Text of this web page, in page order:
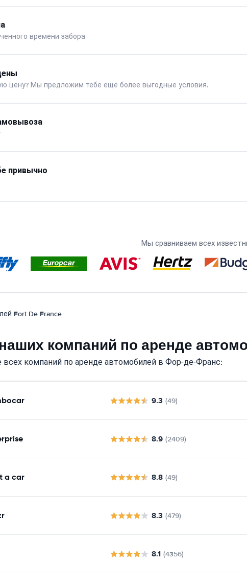
времени забора
цену? Мы предложим тебе ещё более выгодные условия.
привычно
Мы сравниваем всех
Fort De France
компаний по аренде
компаний по аренде автомобилей в Фор-де-Франс:
9.3 (49)
8.9 (2409)
a car 8.8 (49)
8.3 (479)
8.1 (4356)